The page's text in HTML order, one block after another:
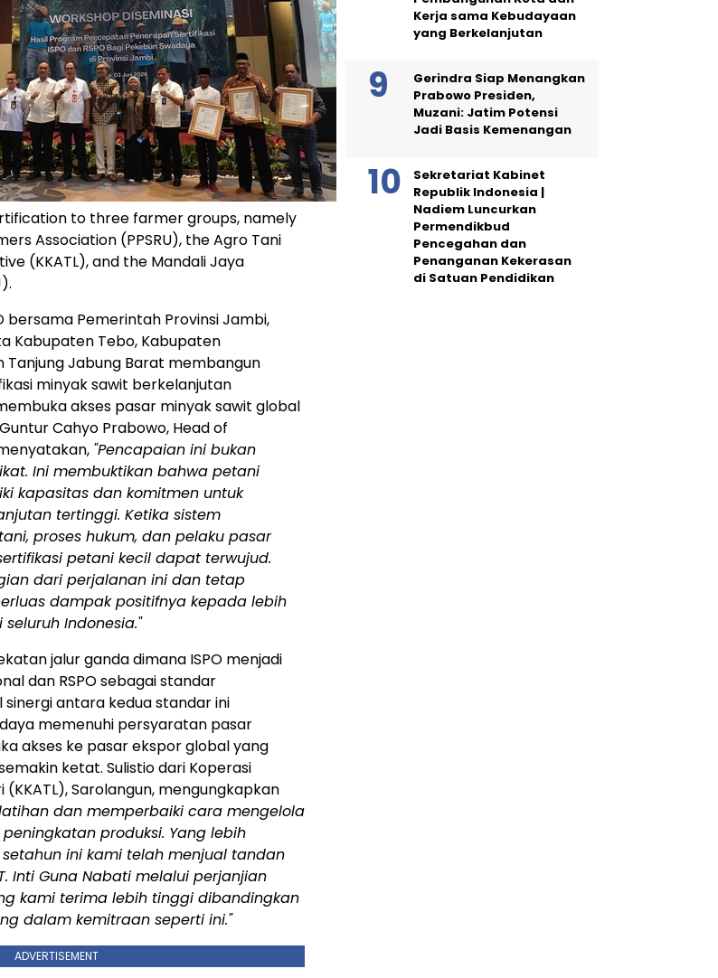
to three farmer groups, namely
Association (PPSRU), the Agro Tani
(KKATL), and the Mandali Jaya
bersama Pemerintah Provinsi Jambi,
Kabupaten Tebo, Kabupaten
Tanjung Jabung Barat membangun
minyak sawit berkelanjutan
akses pasar minyak sawit global
Cahyo Prabowo, Head of
"Pencapaian ini bukan
Ini membuktikan bahwa petani
kapasitas dan komitmen untuk
tertinggi. Ketika sistem
proses hukum, dan pelaku pasar
petani kecil dapat terwujud.
dari perjalanan ini dan tetap
dampak positifnya kepada lebih
Indonesia."
jalur ganda dimana ISPO menjadi
dan RSPO sebagai standar
antara kedua standar ini
memenuhi persyaratan pasar
akses ke pasar ekspor global yang
ketat. Sulistio dari Koperasi
(KKATL), Sarolangun, mengungkapkan
dan memperbaiki cara mengelola
produksi. Yang lebih
ini kami telah menjual tandan
Inti Guna Nabati melalui perjanjian
kami terima lebih tinggi dibandingkan
dalam kemitraan seperti ini."
ADVERTISEMENT
Kerja sama Kebudayaan
yang Berkelanjutan
Gerindra Siap Menangkan
Prabowo Presiden,
Muzani: Jatim Potensi
Jadi Basis Kemenangan
Sekretariat Kabinet
Republik Indonesia |
Nadiem Luncurkan
Permendikbud
Pencegahan dan
Penanganan Kekerasan
di Satuan Pendidikan